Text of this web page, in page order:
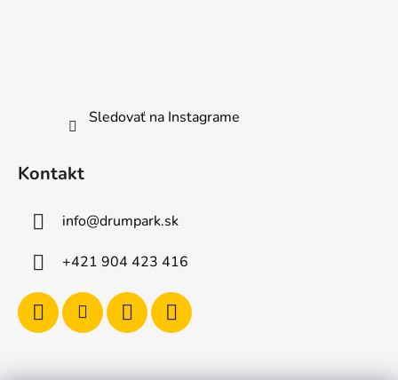
Sledovať na Instagrame
Kontakt
info@drumpark.sk
+421 904 423 416